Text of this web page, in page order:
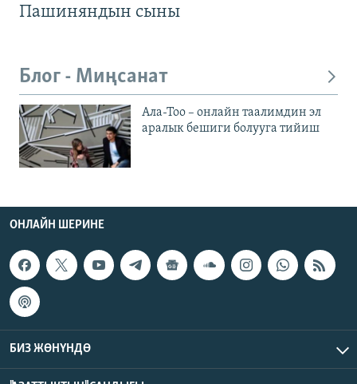
Пашиняндын сыны
Блог - Миңсанат
Ала-Тоо – онлайн таалимдин эл
аралык бешиги болууга тийиш
ОНЛАЙН ШЕРИНЕ
БИЗ ЖӨНҮНДӨ